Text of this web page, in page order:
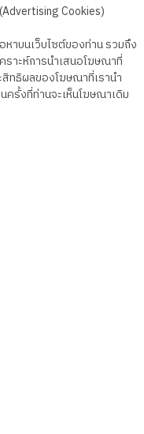
Cookies)
าบนเว็บไซต์ของท่าน รวมถึง
ราะห์การนำเสนอโฆษณาที่
ทธิผลของโฆษณาที่เรานำ
รั้งที่ท่านจะเห็นโฆษณาเดิม